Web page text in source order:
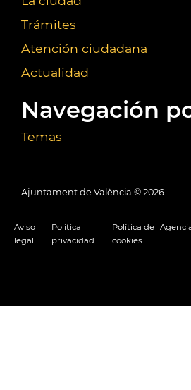
Trámites
Atención ciudadana
Actualidad
Navegación
Temas
Ajuntament de València © 2026
Aviso
legal
Política
privacidad
Política de
cookies